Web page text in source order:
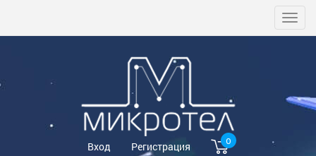
Вход Регистрация 0